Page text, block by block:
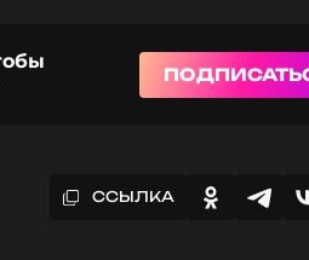
ССЫЛКА